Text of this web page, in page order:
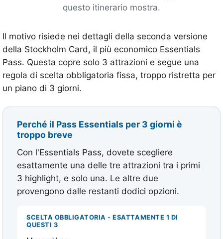
questo itinerario mostra.
Il motivo risiede nei dettagli della seconda versione
della Stockholm Card, il più economico Essentials
Pass. Questa copre solo 3 attrazioni e segue una
regola di scelta obbligatoria fissa, troppo ristretta per
un piano di 3 giorni.
Perché il Pass Essentials per 3 giorni è
troppo breve
Con l'Essentials Pass, dovete scegliere
esattamente una delle tre attrazioni tra i primi
3 highlight, e solo una. Le altre due
provengono dalle restanti dodici opzioni.
SCELTA OBBLIGATORIA - ESATTAMENTE 1 DI
QUESTI 3